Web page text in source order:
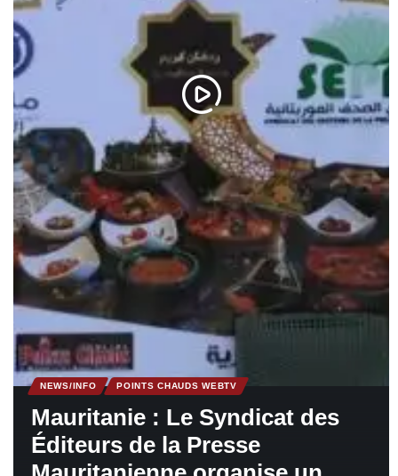
NEWS/INFO POINTS CHAUDS WEBTV
Mauritanie : Le Syndicat des
Éditeurs de la Presse